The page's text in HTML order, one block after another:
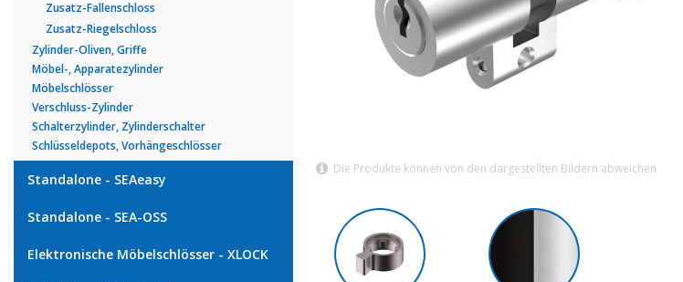
Zusatz-Fallenschloss
Zusatz-Riegelschloss
Zylinder-Oliven, Griffe
Möbel-, Apparatezylinder
Möbelschlösser
Verschluss-Zylinder
Schalterzylinder, Zylinderschalter
Schlüsseldepots, Vorhängeschlösser
Standalone - SEAeasy
Standalone - SEA-OSS
Elektronische Möbelschlösser - XLOCK
Die Produkte können von den dargestellten Bildern abweichen